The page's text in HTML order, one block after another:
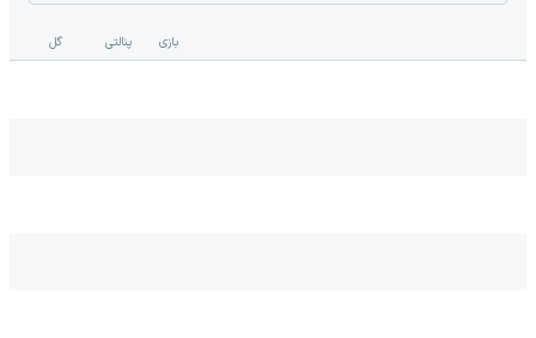
بازی پنالتی گل